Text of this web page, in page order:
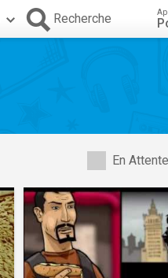
Recherche
En